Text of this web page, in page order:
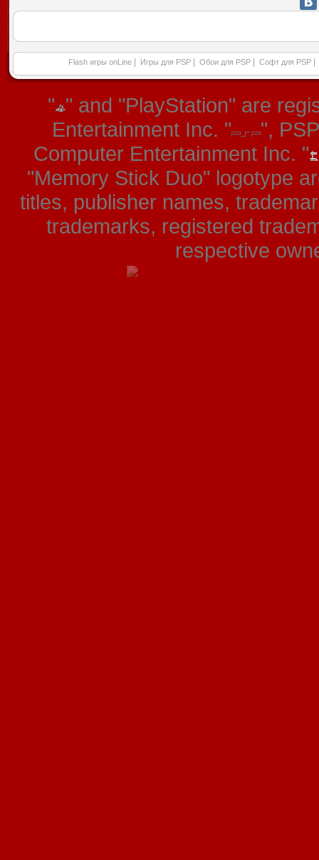
Flash игры onLine Игры для PSP Обои для PSP Софт для PSP
" " and "PlayStation" are
Entertainment Inc. "
",
Computer Entertainment Inc. "
"Memory Stick Duo" logotype
titles, publisher names,
trademarks, registered
respective